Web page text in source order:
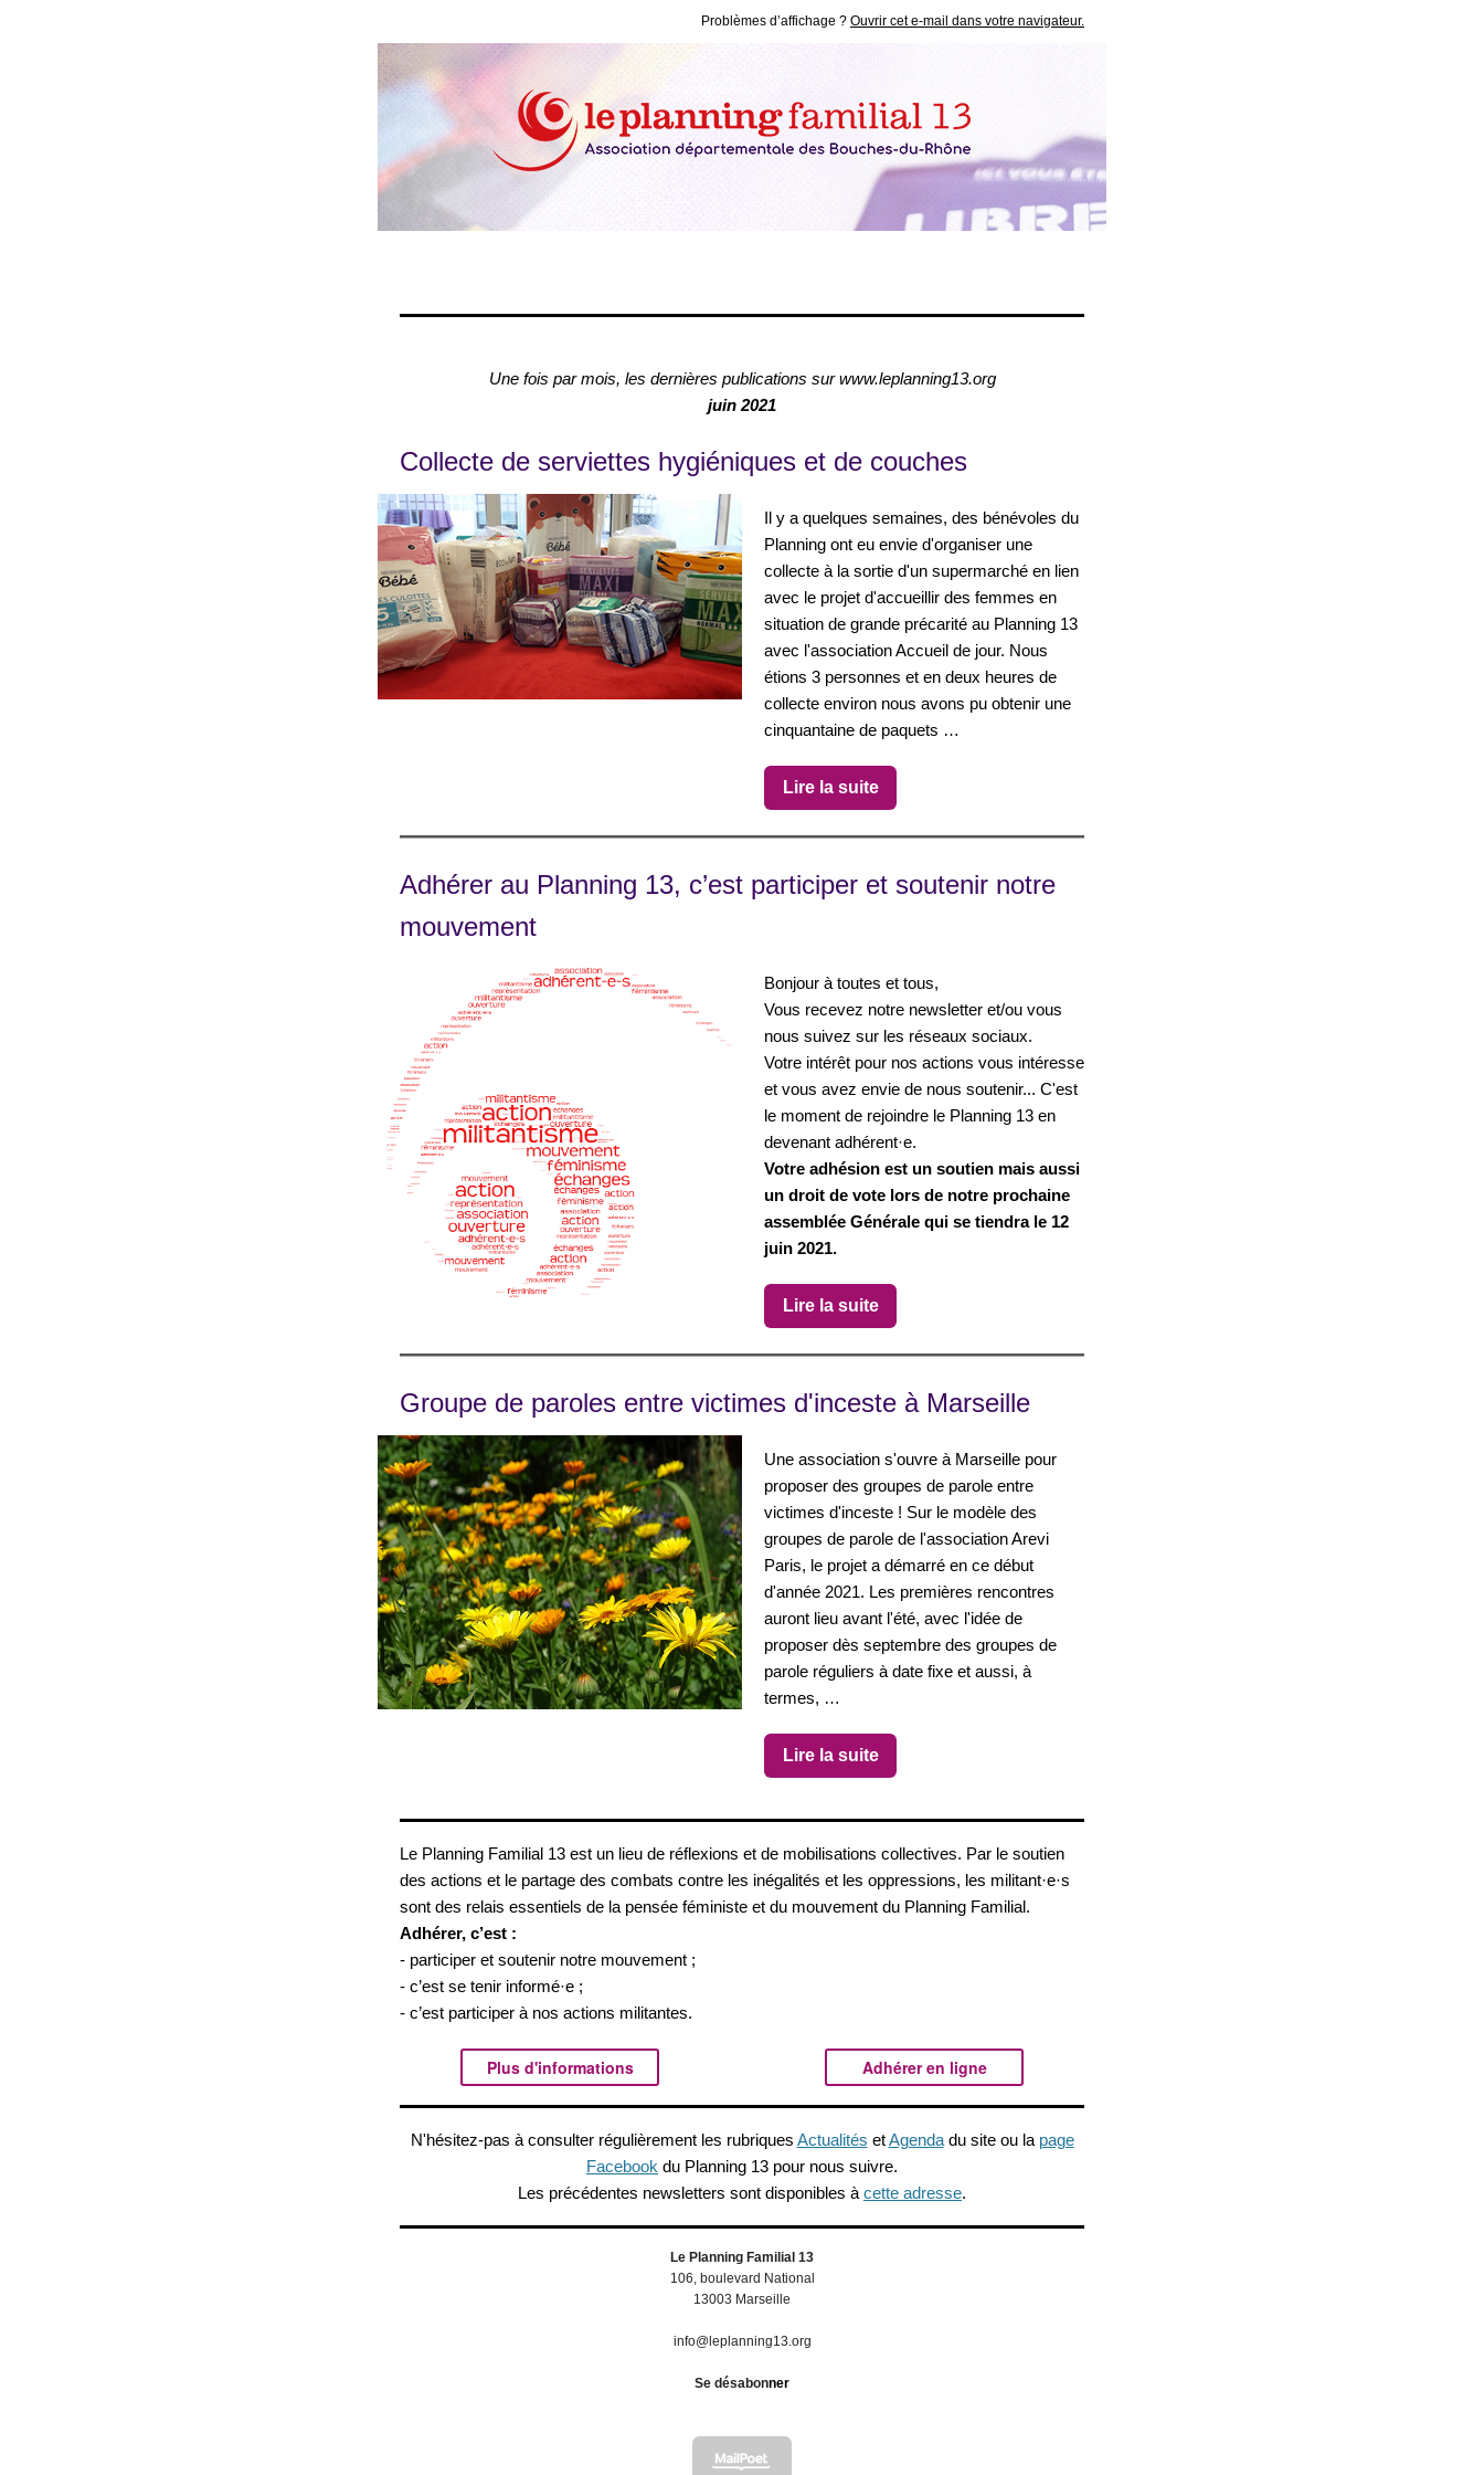
Problèmes d’affichage ? Ouvrir cet e-mail dans votre navigateur.
Une fois par mois, les dernières publications sur www.leplanning13.org
juin 2021
Collecte de serviettes hygiéniques et de couches
Il y a quelques semaines, des bénévoles du
Planning ont eu envie d'organiser une
collecte à la sortie d'un supermarché en lien
avec le projet d'accueillir des femmes en
situation de grande précarité au Planning 13
avec l'association Accueil de jour. Nous
étions 3 personnes et en deux heures de
collecte environ nous avons pu obtenir une
cinquantaine de paquets …
Lire la suite
Adhérer au Planning 13, c’est participer et soutenir notre
mouvement
Bonjour à toutes et tous,
Vous recevez notre newsletter et/ou vous
nous suivez sur les réseaux sociaux.
Votre intérêt pour nos actions vous intéresse
et vous avez envie de nous soutenir... C'est
le moment de rejoindre le Planning 13 en
devenant adhérent·e.
Votre adhésion est un soutien mais aussi
un droit de vote lors de notre prochaine
assemblée Générale qui se tiendra le 12
juin 2021.
Lire la suite
Groupe de paroles entre victimes d'inceste à Marseille
Une association s'ouvre à Marseille pour
proposer des groupes de parole entre
victimes d'inceste ! Sur le modèle des
groupes de parole de l'association Arevi
Paris, le projet a démarré en ce début
d'année 2021. Les premières rencontres
auront lieu avant l'été, avec l'idée de
proposer dès septembre des groupes de
parole réguliers à date fixe et aussi, à
termes, …
Lire la suite
Le Planning Familial 13 est un lieu de réflexions et de mobilisations collectives. Par le soutien
des actions et le partage des combats contre les inégalités et les oppressions, les militant·e·s
sont des relais essentiels de la pensée féministe et du mouvement du Planning Familial.
Adhérer, c’est :
- participer et soutenir notre mouvement ;
- c’est se tenir informé·e ;
- c’est participer à nos actions militantes.
Plus d'informations Adhérer en ligne
N'hésitez-pas à consulter régulièrement les rubriques Actualités etAgendadu site ou la page
Facebook du Planning 13 pour nous suivre.
Les précédentes newsletters sont disponibles à cette adresse.
Le Planning Familial 13
106, boulevard National
13003 Marseille
info@leplanning13.org
Se désabonner